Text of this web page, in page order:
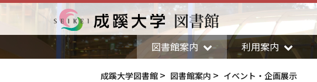
成蹊大学
図書館
図書館案内 利用案内
成蹊大学図書館 図書館案内 イベント・企画展示